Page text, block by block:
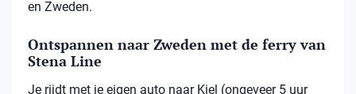
en Zweden.
Ontspannen naar Zweden met de ferry van
Stena Line
Je rijdt met je eigen auto naar Kiel (ongeveer 5 uur